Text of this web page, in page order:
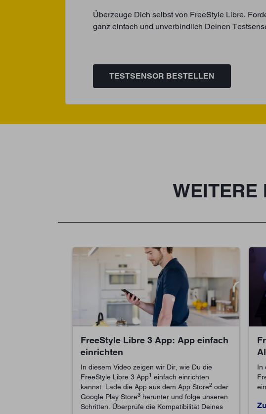
Überzeuge Dich selbst von FreeStyle Libre.
ganz einfach und unverbindlich Deinen
TESTSENSOR BESTELLEN
WEITERE
FreeStyle Libre 3 App: App einfach
einrichten
In diesem Video zeigen wir Dir, wie Du die
FreeStyle Libre 3 App1 einfach einrichten
kannst. Lade die App aus dem App Store2 oder
Google Play Store3 herunter und folge unseren
Schritten. Überprüfe die Kompatibilität Deines
In